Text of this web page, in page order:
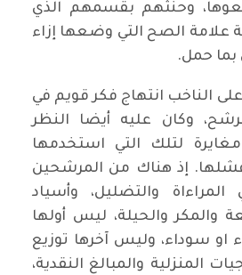
وحنثهم بقسمهم الذي
علامة الصح التي وضعها إزاء
حمل.
الناخب انتهاج فكر قويم في
وكان عليه أيضا النظر
لتلك التي استخدمها
إذ هناك من المرشحين
والتضليل، وأسياد
والمكر والحيلة، ليس أولها
او سوداء، وليس آخرها توزيع
المنزلية والمبالغ النقدية،